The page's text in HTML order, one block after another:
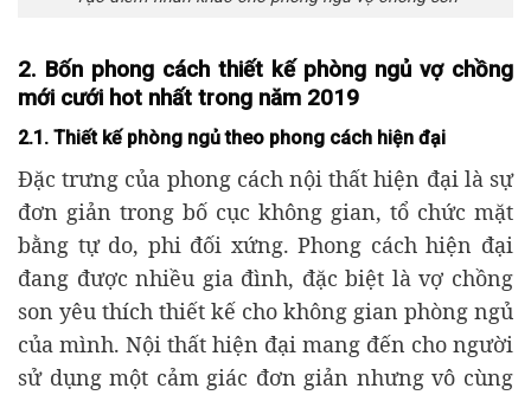
2. Bốn phong cách thiết kế phòng ngủ vợ chồng
mới cưới hot nhất trong năm 2019
2.1. Thiết kế phòng ngủ theo phong cách hiện đại
Đặc trưng của phong cách nội thất hiện đại là sự
đơn giản trong bố cục không gian, tổ chức mặt
bằng tự do, phi đối xứng. Phong cách hiện đại
đang được nhiều gia đình, đặc biệt là vợ chồng
son yêu thích thiết kế cho không gian phòng ngủ
của mình. Nội thất hiện đại mang đến cho người
sử dụng một cảm giác đơn giản nhưng vô cùng